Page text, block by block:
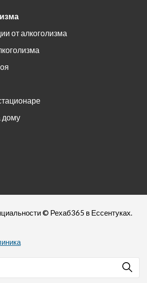
от алкоголизма
дому
© Рехаб365 в Ессентуках.